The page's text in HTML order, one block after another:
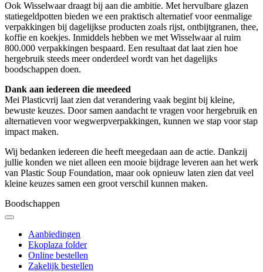
Ook Wisselwaar draagt bij aan die ambitie. Met hervulbare glazen
statiegeldpotten bieden we een praktisch alternatief voor eenmalige
verpakkingen bij dagelijkse producten zoals rijst, ontbijtgranen, thee,
koffie en koekjes. Inmiddels hebben we met Wisselwaar al ruim
800.000 verpakkingen bespaard. Een resultaat dat laat zien hoe
hergebruik steeds meer onderdeel wordt van het dagelijks
boodschappen doen.
Dank aan iedereen die meedeed
Mei Plasticvrij laat zien dat verandering vaak begint bij kleine,
bewuste keuzes. Door samen aandacht te vragen voor hergebruik en
alternatieven voor wegwerpverpakkingen, kunnen we stap voor stap
impact maken.
Wij bedanken iedereen die heeft meegedaan aan de actie. Dankzij
jullie konden we niet alleen een mooie bijdrage leveren aan het werk
van Plastic Soup Foundation, maar ook opnieuw laten zien dat veel
kleine keuzes samen een groot verschil kunnen maken.
Boodschappen
Aanbiedingen
Ekoplaza folder
Online bestellen
Zakelijk bestellen